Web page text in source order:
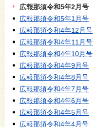
広報那須令和5年2月号
広報那須令和5年1月号
広報那須令和4年12月号
広報那須令和4年11月号
広報那須令和4年10月号
広報那須令和4年9月号
広報那須令和4年8月号
広報那須令和4年7月号
広報那須令和4年6月号
広報那須令和4年5月号
広報那須令和4年4月号